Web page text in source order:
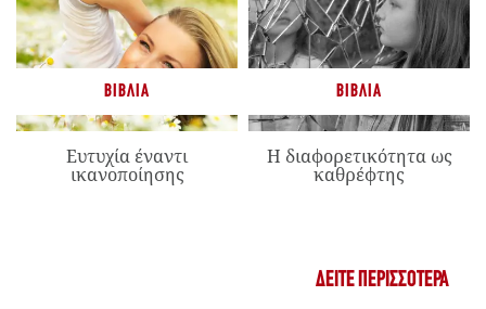
ΒΙΒΛΊΑ
Ευτυχία έναντι
ικανοποίησης
ΒΙΒΛΊΑ
Η διαφορετικότητα ως
καθρέφτης
ΔΕΊΤΕ ΠΕΡΙΣΣΌΤΕΡΑ